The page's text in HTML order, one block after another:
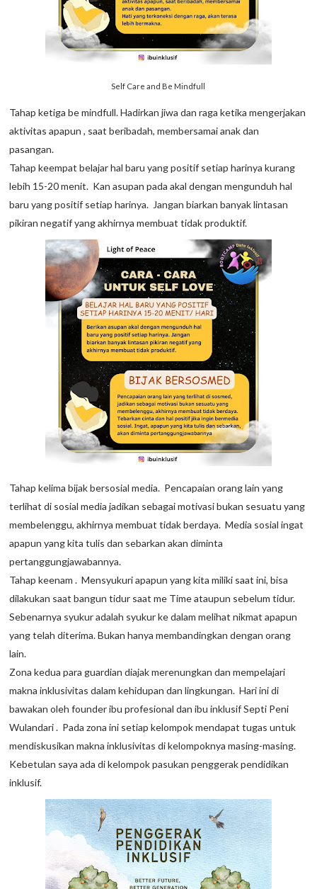
Self Care and Be Mindfull
Tahap ketiga be mindfull. Hadirkan jiwa dan raga ketika mengerjakan
aktivitas apapun , saat beribadah, membersamai anak dan
pasangan.
Tahap keempat belajar hal baru yang positif setiap harinya kurang
lebih 15-20 menit. Kan asupan pada akal dengan mengunduh hal
baru yang positif setiap harinya. Jangan biarkan banyak lintasan
pikiran negatif yang akhirnya membuat tidak produktif.
Tahap kelima bijak bersosial media. Pencapaian orang lain yang
terlihat di sosial media jadikan sebagai motivasi bukan sesuatu yang
membelenggu, akhirnya membuat tidak berdaya. Media sosial ingat
apapun yang kita tulis dan sebarkan akan diminta
pertanggungjawabannya.
Tahap keenam . Mensyukuri apapun yang kita miliki saat ini, bisa
dilakukan saat bangun tidur saat me Time ataupun sebelum tidur.
Sebenarnya syukur adalah syukur ke dalam melihat nikmat apapun
yang telah diterima. Bukan hanya membandingkan dengan orang
lain.
Zona kedua para guardian diajak merenungkan dan mempelajari
makna inklusivitas dalam kehidupan dan lingkungan. Hari ini di
bawakan oleh founder ibu profesional dan ibu inklusif Septi Peni
Wulandari . Pada zona ini setiap kelompok mendapat tugas untuk
mendiskusikan makna inklusivitas di kelompoknya masing-masing.
Kebetulan saya ada di kelompok pasukan penggerak pendidikan
inklusif.